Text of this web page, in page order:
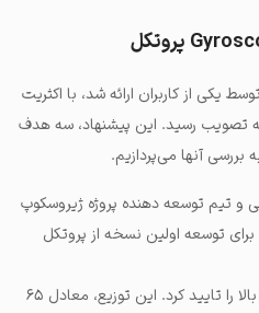
یکی از کاربران ارائه شد، با اکثریت
رای دهنده، به تصویب رسید. این پیشنهاد، سه هدف
بررسی آنها می‌پردازیم.
تیم توسعه دهنده پروژه ژیروسکوپ
برای توسعه اولین نسخه از پروتکل
در سطح بالا را تایید کرد. این توزیع، معادل ۶۵